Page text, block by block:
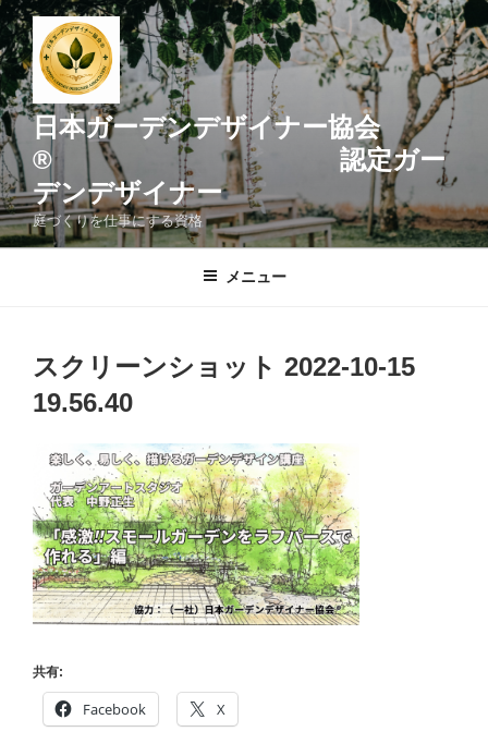
コ
ン
テ
ン
ツ
へ
ス
キ
ッ
プ
日本ガーデンデザイナー協会
® 認定ガー
デンデザイナー
庭づくりを仕事にする資格
メニュー
スクリーンショット 2022-10-15
19.56.40
共有:
Facebook X